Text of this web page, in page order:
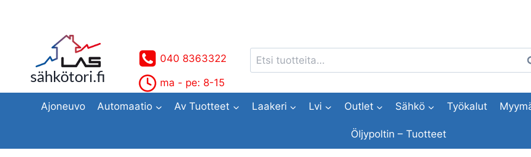
sähkötori.fi
040 8363322
ma - pe: 8-15
Etsi:
Ajoneuvo Automaatio Av Tuotteet Laakeri Lvi Outlet Sähkö Työkalut
Öljypoltin – Tuotteet